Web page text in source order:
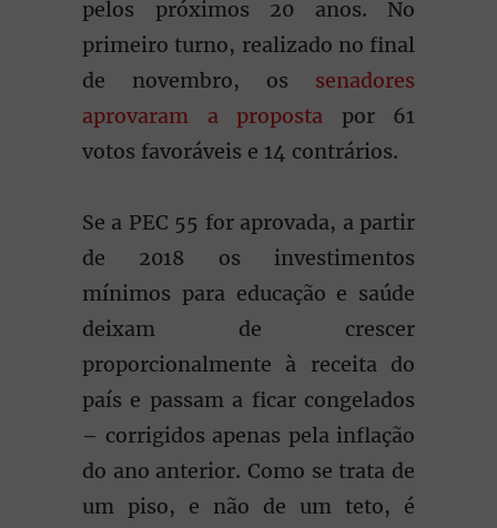
pelos próximos 20 anos. No
primeiro turno, realizado no final
de novembro, os senadores
aprovaram a proposta por 61
votos favoráveis e 14 contrários.
Se a PEC 55 for aprovada, a partir
de 2018 os investimentos
mínimos para educação e saúde
deixam de crescer
proporcionalmente à receita do
país e passam a ficar congelados
– corrigidos apenas pela inflação
do ano anterior. Como se trata de
um piso, e não de um teto, é